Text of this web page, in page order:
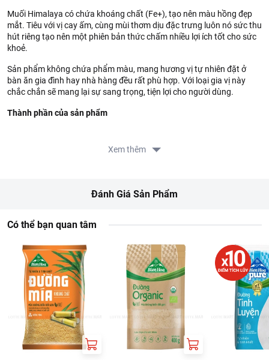
Muối Himalaya có chứa khoáng chất (Fe+), tạo nên màu hồng đẹp
mắt. Tiêu với vị cay ấm, cùng mùi thơm dịu đặc trưng luôn nó sức thu
hút riêng tạo nên một phiên bản thức chấm nhiều lợi ích tốt cho sức
khoẻ.
Sản phẩm không chứa phẩm màu, mang hương vị tự nhiên đặt ở
bàn ăn gia đình hay nhà hàng đều rất phù hợp. Với loại gia vị này
chắc chắn sẽ mang lại sự sang trọng, tiện lợi cho người dùng.
Thành phần của sản phẩm
Bảo quản nơi khô ráo, thoáng mát, tránh ánh nắng trực tiếp.
Thông tin từ LOTTE MART:
Đơn giá sản phẩm chưa gồm phí giao hàng tùy theo khu vực và
đơn hàng của Quý khách, vui lòng xem chính sách tại:
https://www.lottemart.vn/vi-nsg/faq/39
Xem thêm
Đánh Giá Sản Phẩm
Có thể bạn quan tâm